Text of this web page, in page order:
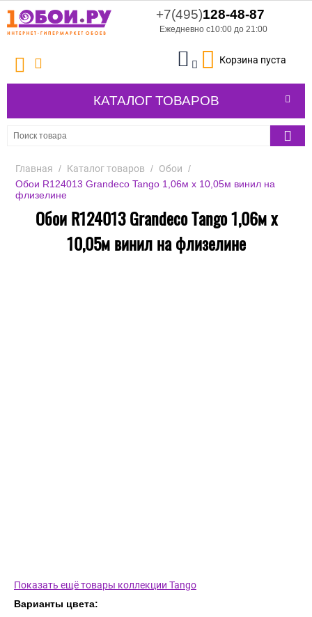
+7(495)128-48-87
Ежедневно с10:00 до 21:00
Корзина пуста
КАТАЛОГ ТОВАРОВ
Главная / Каталог товаров / Обои /
Обои R124013 Grandeco Tango 1,06м х 10,05м винил на
флизелине
Обои R124013 Grandeco Tango 1,06м х
10,05м винил на флизелине
Показать ещё товары коллекции Tango
Варианты цвета: